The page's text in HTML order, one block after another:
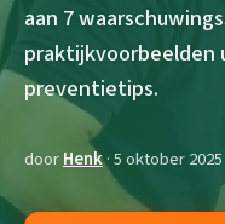
aan 7
praktijkvoorbeelden
preventietips.
doorHenk· 5 oktober 2025